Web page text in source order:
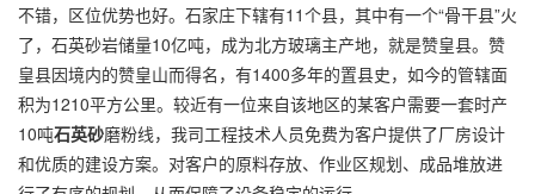
不错，区位优势也好。 石家庄下辖有11个县，其中有一个“骨干县”火
了，石英砂岩储量10亿吨，成为北方玻璃主产地，就是赞皇县。赞
皇县因境内的赞皇山而得名，有1400多年的置县史，如今的管辖面
积为1210平方公里。 较近有一位来自该地区的某客户需要一套时产
10吨石英砂磨粉线，我司工程技术人员免费为客户提供了厂房设计
和优质的建设方案。对客户的原料存放、作业区规划、成品堆放进